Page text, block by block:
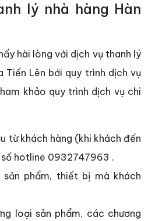
lý nhà hàng Hàn
hài lòng với dịch vụ thanh lý
Tiến Lên bới quy trình dịch vụ
khảo quy trình dịch vụ chi
từ khách hàng (khi khách đến
hotline 0932747963 .
sản phẩm, thiết bị mà khách
loại sản phẩm, các chương